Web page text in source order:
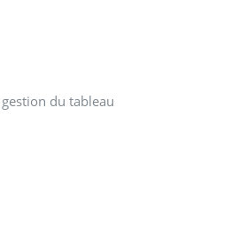
du tableau